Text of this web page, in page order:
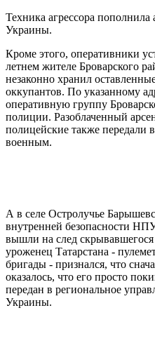
Техника агрессора
Украины.
Кроме этого, оперативники
летнем жителе Броварского
незаконно хранил
оккупантов. По указанному
оперативную группу
полиции. Разоблаченный
полицейские также передали
военным.
А в селе Остролучье
внутренней безопасности
вышли на след скрывавшегося
уроженец Татарстана -
бригады - признался, что
оказалось, что его просто
передан в региональное
Украины.